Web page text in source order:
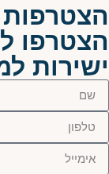
הצטרפות
הצטרפו
ישירות